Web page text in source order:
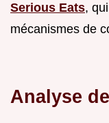
Serious Eats,
mécanismes de
Analyse